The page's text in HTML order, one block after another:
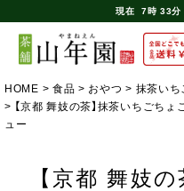
現在 7時 33分
HOME 食品 おやつ
抹茶いち
【京都 舞妓の茶】抹茶いちごち
ュー
【京都 舞妓